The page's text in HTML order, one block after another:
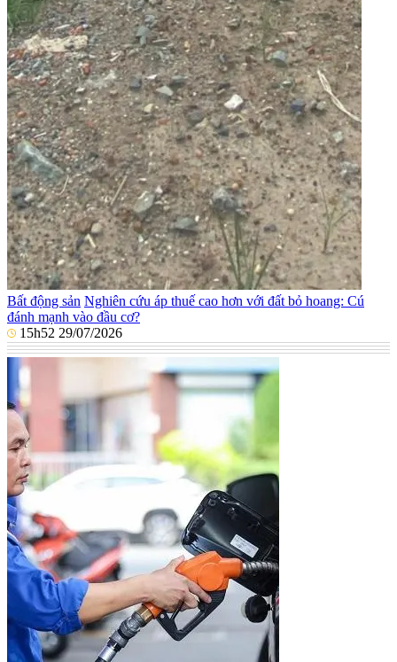
Bất động sản Nghiên cứu áp thuế cao hơn với đất bỏ hoang: Cú
đánh mạnh vào đầu cơ?
15h52 29/07/2026